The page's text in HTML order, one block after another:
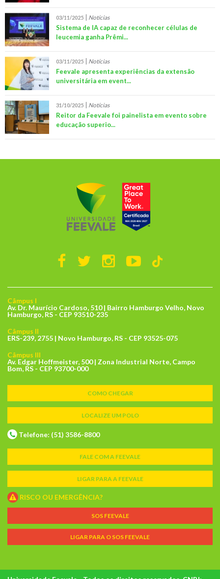
03/11/2025 Notícias
Sistema de IA capaz de reconhecer células de
leucemia ganha Prêmi...
03/11/2025 Notícias
Feevale apresenta experiências da extensão
universitária em event...
31/10/2025 Notícias
Reitor da Feevale foi painelista em evento sobre
educação superio...
Câmpus I
Av. Dr. Maurício Cardoso, 510 | Bairro Hamburgo Velho, Novo
Hamburgo, RS - CEP 93510-235
Câmpus II
ERS-239, 2755 | Novo Hamburgo, RS - CEP 93525-075
Câmpus III
Av. Edgar Hoffmeister, 500 | Zona Industrial Norte, Campo
Bom, RS - CEP 93700-000
COMO CHEGAR
LOCALIZE UM POLO
Telefone: (51) 3586-8800
FALE COM A FEEVALE
LIGAR PARA A FEEVALE
RISCO OU EMERGÊNCIA?
SOS FEEVALE
LIGAR PARA O SOS FEEVALE